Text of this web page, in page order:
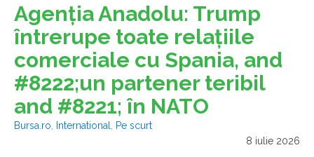
Agenţia Anadolu: Trump
întrerupe toate relaţiile
comerciale cu Spania, and
#8222;un partener teribil
and #8221; în NATO
Bursa.ro International
Pe scurt
8 iulie 2026